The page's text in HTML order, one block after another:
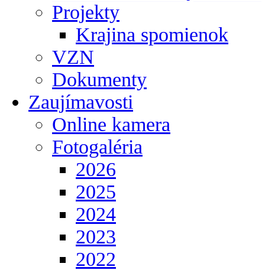
Projekty
Krajina spomienok
VZN
Dokumenty
Zaujímavosti
Online kamera
Fotogaléria
2026
2025
2024
2023
2022